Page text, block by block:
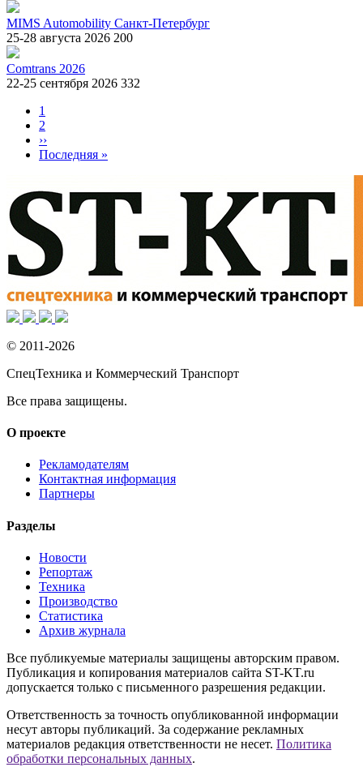
MIMS Automobility Санкт-Петербург
25-28 августа 2026 200
Comtrans 2026
22-25 сентября 2026 332
Нумерация
страниц
Страница
1
Страница
2
Следующая
страница
››
Последняя
Последняя »
© 2011-2026
СпецТехника и Коммерческий Транспорт
Все права защищены.
О проекте
Рекламодателям
Контактная информация
Партнеры
Разделы
Новости
Репортаж
Техника
Производство
Статистика
Архив журнала
Все публикуемые материалы защищены авторским правом.
Публикация и копирования материалов сайта ST-KT.ru
допускается только с письменного разрешения редакции.
Ответственность за точность опубликованной информации
несут авторы публикаций. За содержание рекламных
материалов редакция ответственности не несет. Политика
обработки персональных данных.